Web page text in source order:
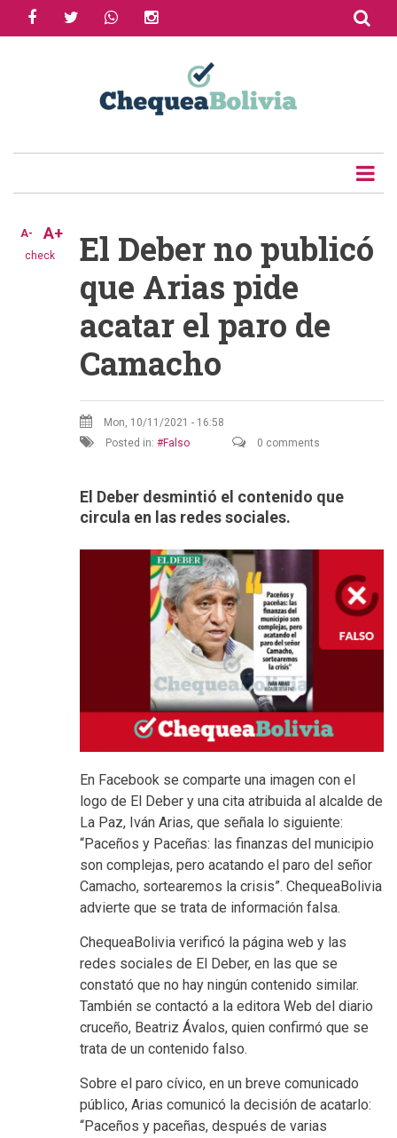
facebooktwitter whatsapp
check
A- A+
El Deber no publicó
que Arias pide
acatar el paro de
Camacho
Mon, 10/11/2021 - 16:58
Posted in:
Falso 0 comments
El Deber desmintió el contenido que
circula en las redes sociales.
En Facebook se comparte una imagen con el
logo de El Deber y una cita atribuida al alcalde de
La Paz, Iván Arias, que señala lo siguiente:
“Paceños y Paceñas: las finanzas del municipio
son complejas, pero acatando el paro del señor
Camacho, sortearemos la crisis”. ChequeaBolivia
advierte que se trata de información falsa.
ChequeaBolivia verificó la página web y las
redes sociales de El Deber, en las que se
constató que no hay ningún contenido similar.
También se contactó a la editora Web del diario
cruceño, Beatriz Ávalos, quien confirmó que se
trata de un contenido falso.
Sobre el paro cívico, en un breve comunicado
público, Arias comunicó la decisión de acatarlo:
“Paceños y paceñas, después de varias